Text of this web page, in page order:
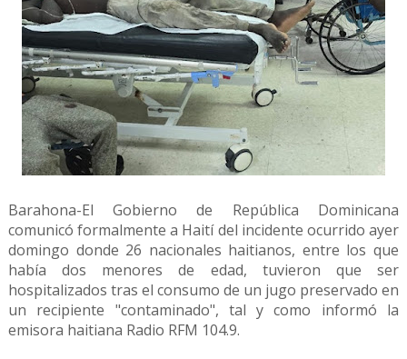
Barahona-El Gobierno de República Dominicana
comunicó formalmente a Haití del incidente ocurrido ayer
domingo donde 26 nacionales haitianos, entre los que
había dos menores de edad, tuvieron que ser
hospitalizados tras el consumo de un jugo preservado en
un recipiente "contaminado", tal y como informó la
emisora haitiana Radio RFM 104.9.